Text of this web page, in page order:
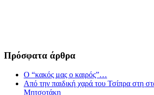
Πρόσφατα άρθρα
Ο “κακός μας ο καιρός”…
Από την παιδική χαρά του Τσίπρα στη
Μητσοτάκη